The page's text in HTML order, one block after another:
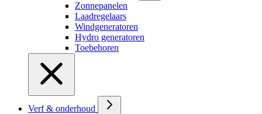
Zonnepanelen
Laadregelaars
Windgeneratoren
Hydro generatoren
Toebehoren
Verf & onderhoud